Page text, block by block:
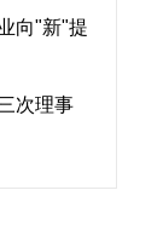
向"新"提
次理事